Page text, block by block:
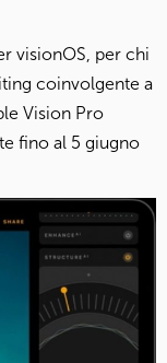
visionOS, per chi
coinvolgente a
Vision Pro
fino al 5 giugno